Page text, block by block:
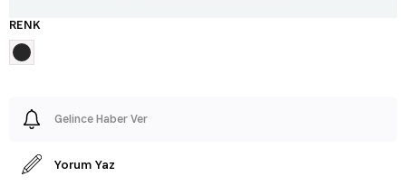
RENK
Gelince Haber Ver
Yorum Yaz